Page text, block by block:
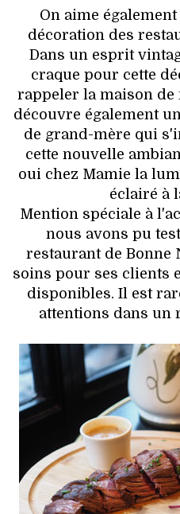
On aime
décoration des
Dans un esprit
craque pour cette
rappeler la maison de
découvre également
de grand-mère qui
cette nouvelle
oui chez Mamie la
éclairé à
Mention spéciale à
nous avons pu
restaurant de Bonne
soins pour ses clients
disponibles. Il est
attentions dans un